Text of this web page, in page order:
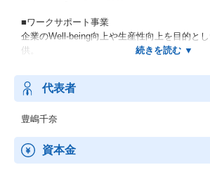
■ワークサポート事業
企業のWell-being向上や生産性向上を目的と
供。
■テクノロジー・研究開発
代表者
豊嶋千奈
資本金